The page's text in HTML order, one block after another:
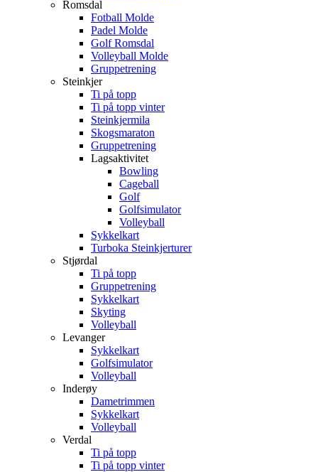
Romsdal
Fotball Molde
Padel Molde
Golf Romsdal
Volleyball Molde
Gruppetrening
Steinkjer
Ti på topp
Ti på topp vinter
Steinkjermila
Skogsmaraton
Gruppetrening
Lagsaktivitet
Bowling
Cageball
Golf
Golfsimulator
Volleyball
Sykkelkart
Turboka Steinkjerturer
Stjørdal
Ti på topp
Gruppetrening
Sykkelkart
Skyting
Volleyball
Levanger
Sykkelkart
Golfsimulator
Volleyball
Inderøy
Dametrimmen
Sykkelkart
Volleyball
Verdal
Ti på topp
Ti på topp vinter